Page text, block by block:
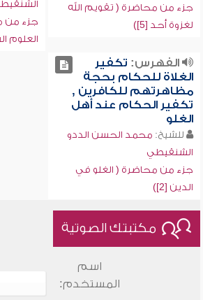
جزء من محاضرة ( تقويم الله
لغزوة أحد [5])
جزء من
العلوم
الفهرس: تكفير
الغلاة للحكام بحجة
مظاهرتهم للكافرين ,
تكفير الحكام عند أهل
الغلو
للشيخ: محمد الحسن الددو
الشنقيطي
جزء من محاضرة ( الغلو في
الدين [2])
مكتبتك الصوتية
اسم
المستخدم: